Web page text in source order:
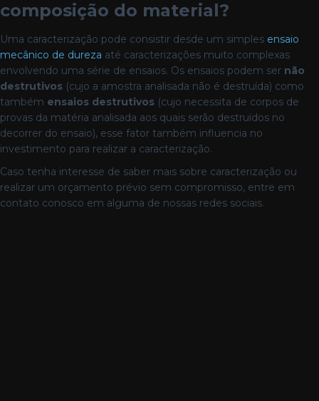
composição do material?
Uma caracterização pode consistir desde um simples ensaio
mecânico de dureza até caracterizações muito complexas
envolvendo uma série de ensaios. Os ensaios podem ser não
destrutivos (cujo a amostra analisada não é destruída) como
também ensaios destrutivos (cujo necessita de corpos de
provas da matéria analisada aos quais serão destruídos no
decorrer do ensaio), esse fator também influencia no
investimento para realizar a caracterização.
Caso tenha interesse de saber mais sobre caracterização ou
realizar um orçamento prévio sem compromisso, entre em
contato conosco em alguma de nossas redes sociais.